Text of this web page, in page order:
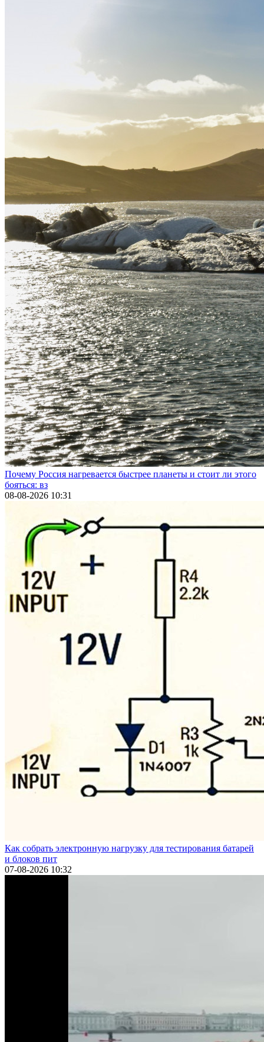
Почему Россия нагревается быстрее планеты и стоит ли этого
бояться: вз
08-08-2026 10:31
Как собрать электронную нагрузку для тестирования батарей
и блоков пит
07-08-2026 10:32